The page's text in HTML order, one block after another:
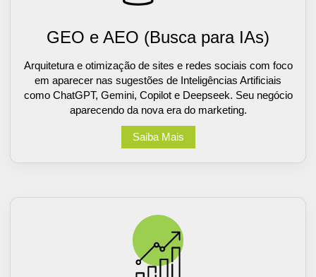
GEO e AEO (Busca para IAs)
Arquitetura e otimização de sites e redes sociais com foco
em aparecer nas sugestões de Inteligências Artificiais
como ChatGPT, Gemini, Copilot e Deepseek. Seu negócio
aparecendo da nova era do marketing.
Saiba Mais